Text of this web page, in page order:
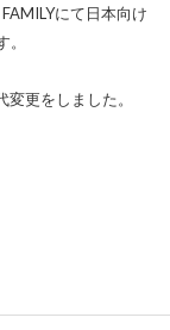
にて日本向け
更をしました。